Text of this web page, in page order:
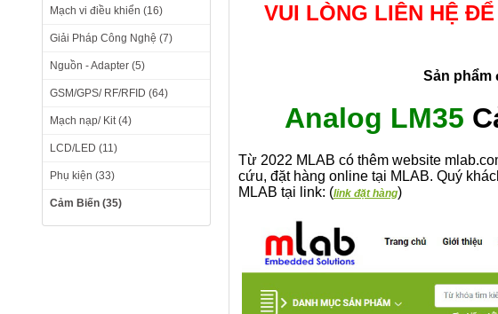
Mạch vi điều khiển (16)
Giải Pháp Công Nghệ (7)
Nguồn - Adapter (5)
GSM/GPS/ RF/RFID (64)
Mạch nạp/ Kit (4)
LCD/LED (11)
Phụ kiện (33)
Cảm Biến (35)
VUI LÒNG LIÊN HỆ
Sản
Analog LM35
Từ 2022 MLAB có thêm website
cứu, đặt hàng online tại MLAB. Quý
MLAB tại link: (link đặt hàng)